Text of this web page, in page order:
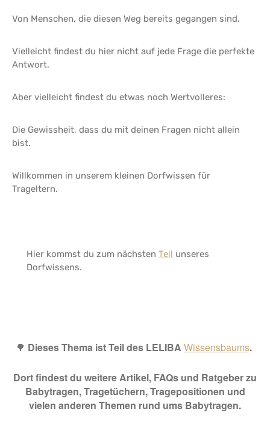
Von Menschen, die diesen Weg bereits gegangen sind.
Vielleicht findest du hier nicht auf jede Frage die perfekte
Antwort.
Aber vielleicht findest du etwas noch Wertvolleres:
Die Gewissheit, dass du mit deinen Fragen nicht allein
bist.
Willkommen in unserem kleinen Dorfwissen für
Trageltern.
Hier kommst du zum nächsten Teil unseres
Dorfwissens.
🌳 Dieses Thema ist Teil des LELIBA Wissensbaums.
Dort findest du weitere Artikel, FAQs und Ratgeber zu
Babytragen, Tragetüchern, Tragepositionen und
vielen anderen Themen rund ums Babytragen.